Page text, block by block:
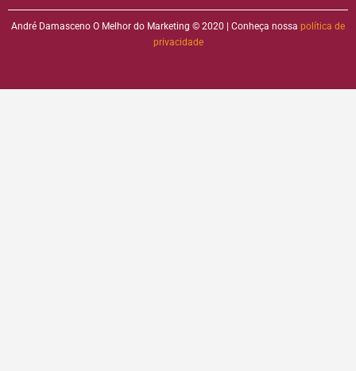
André Damasceno O Melhor do Marketing © 2020 | Conheça nossa política de
privacidade